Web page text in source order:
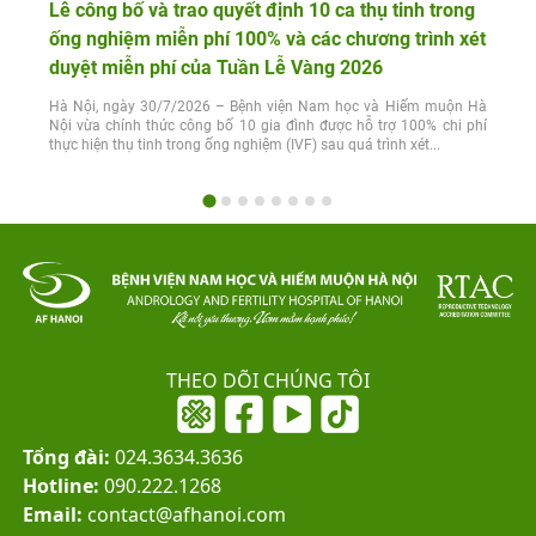
Lễ công bố và trao quyết định 10 ca thụ tinh trong
ống nghiệm miễn phí 100% và các chương trình xét
duyệt miễn phí của Tuần Lễ Vàng 2026
Hà Nội, ngày 30/7/2026 – Bệnh viện Nam học và Hiếm muộn Hà
Nội vừa chính thức công bố 10 gia đình được hỗ trợ 100% chi phí
thực hiện thụ tinh trong ống nghiệm (IVF) sau quá trình xét...
THEO DÕI CHÚNG TÔI
Tổng đài: 024.3634.3636
Hotline: 090.222.1268
Email: contact@afhanoi.com